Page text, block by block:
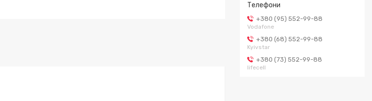
+380 (95) 552-99-88
Vodafone
+380 (68) 552-99-88
Kyivstar
+380 (73) 552-99-88
lifecell